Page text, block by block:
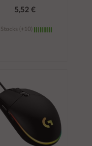
5,52 €
Stocks (+10)